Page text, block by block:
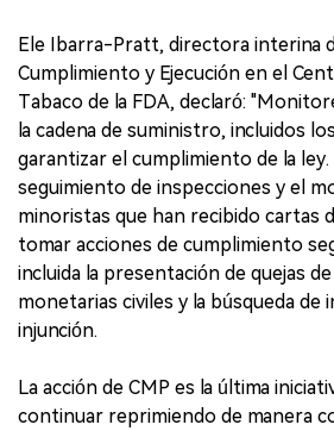
Ele Ibarra-Pratt, directora interina
Cumplimiento y Ejecución en el
Tabaco de la FDA, declaró:
la cadena de suministro, incluidos
garantizar el cumplimiento de la ley.
seguimiento de inspecciones y el
minoristas que han recibido cartas
tomar acciones de cumplimiento
incluida la presentación de quejas
monetarias civiles y la búsqueda de
injunción.
La acción de CMP es la última
continuar reprimiendo de manera